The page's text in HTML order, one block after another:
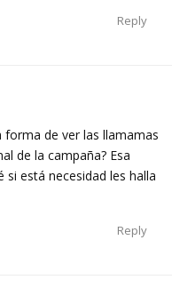
Reply
forma de ver las llamamas
de la campaña? Esa
está necesidad les halla
Reply